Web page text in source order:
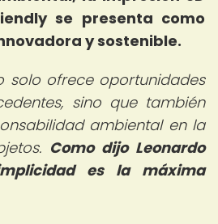
se presenta como
y sostenible.
solo ofrece oportunidades
sino que también
ambiental en la
Como dijo Leonardo
es la máxima